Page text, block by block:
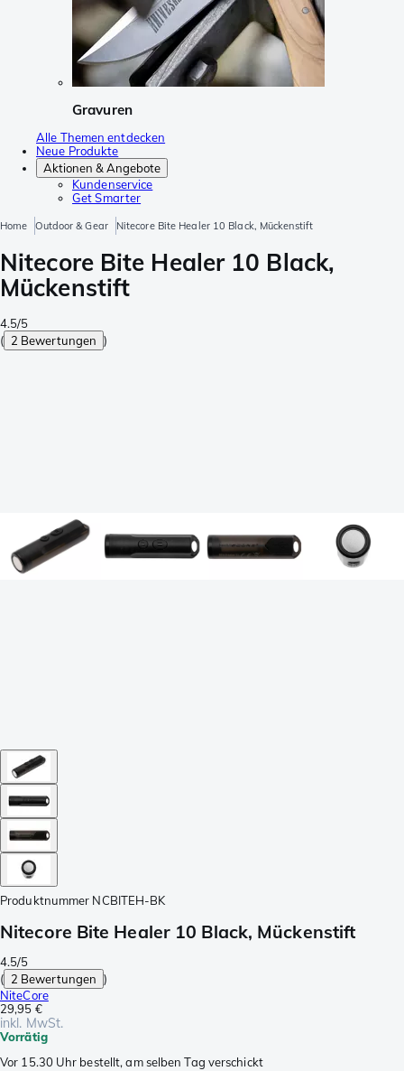
Gravuren
Alle Themen entdecken
Neue Produkte
Aktionen & Angebote
Kundenservice
Get Smarter
Home Outdoor & Gear Nitecore Bite Healer 10 Black, Mückenstift
Nitecore Bite Healer 10 Black,
Mückenstift
4.5/5
( 2 Bewertungen )
Produktnummer NCBITEH-BK
Nitecore Bite Healer 10 Black, Mückenstift
4.5/5
( 2 Bewertungen )
NiteCore
29,95 €
inkl. MwSt.
Vorrätig
Vor 15.30 Uhr bestellt, am selben Tag verschickt